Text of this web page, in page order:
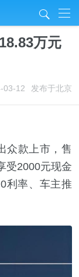
j
万元
03-12 发布于北京
款上市，售
受2000元现金
利率、车主推